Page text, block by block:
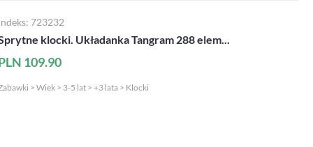
723232
klocki. Układanka Tangram 288 elem...
109.90
> Wiek > 3-5 lat > +3 lata > Klocki